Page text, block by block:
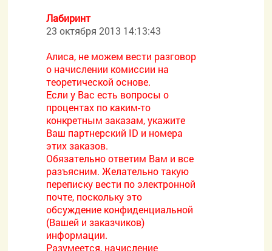
Лабиринт
23 октября 2013 14:13:43
Алиса, не можем вести разговор
о начислении комиссии на
теоретической основе.
Если у Вас есть вопросы о
процентах по каким-то
конкретным заказам, укажите
Ваш партнерский ID и номера
этих заказов.
Обязательно ответим Вам и все
разъясним. Желательно такую
переписку вести по электронной
почте, поскольку это
обсуждение конфиденциальной
(Вашей и заказчиков)
информации.
Разумеется, начисление